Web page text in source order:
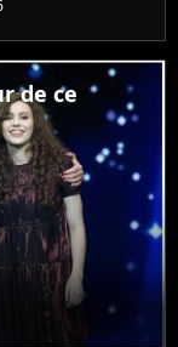
voir
durant son
sa
préférée. Un
de ce